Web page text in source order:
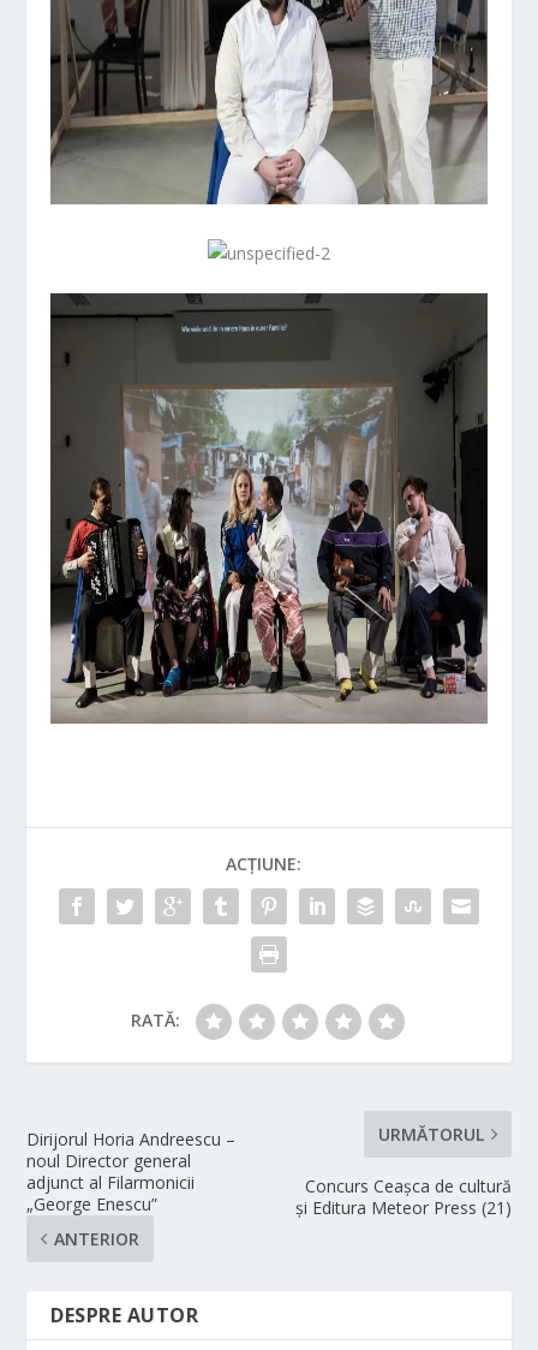
ACȚIUNE:
RATĂ:
Dirijorul Horia Andreescu –
noul Director general
adjunct al Filarmonicii
„George Enescu”
ANTERIOR
URMĂTORUL
Concurs Ceașca de cultură
și Editura Meteor Press (21)
DESPRE AUTOR